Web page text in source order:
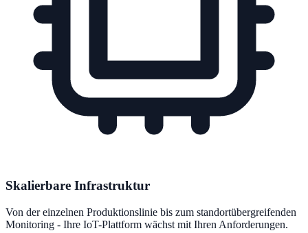
Skalierbare Infrastruktur
Von der einzelnen Produktionslinie bis zum standortübergreifenden
Monitoring - Ihre IoT-Plattform wächst mit Ihren Anforderungen.